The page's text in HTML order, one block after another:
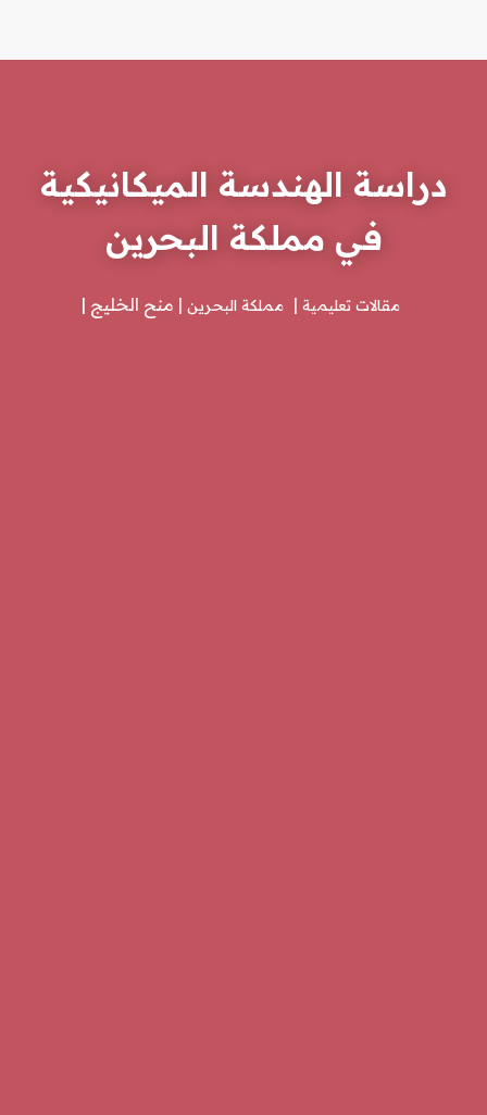
دراسة الهندسة الميكانيكية
في مملكة البحرين
مقالات تعليمية مملكة البحرين منح الخليج